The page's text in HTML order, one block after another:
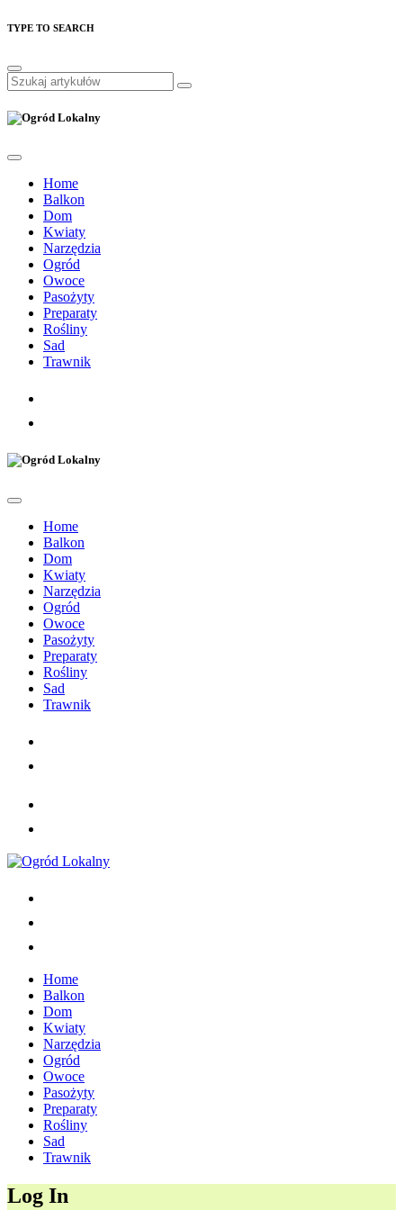
TYPE TO SEARCH
Home
Balkon
Dom
Kwiaty
Narzędzia
Ogród
Owoce
Pasożyty
Preparaty
Rośliny
Sad
Trawnik
Home
Balkon
Dom
Kwiaty
Narzędzia
Ogród
Owoce
Pasożyty
Preparaty
Rośliny
Sad
Trawnik
Home
Balkon
Dom
Kwiaty
Narzędzia
Ogród
Owoce
Pasożyty
Preparaty
Rośliny
Sad
Trawnik
Log In